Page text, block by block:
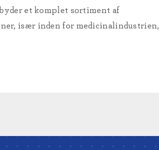
et komplet sortiment af
især inden for medicinalindustrien,